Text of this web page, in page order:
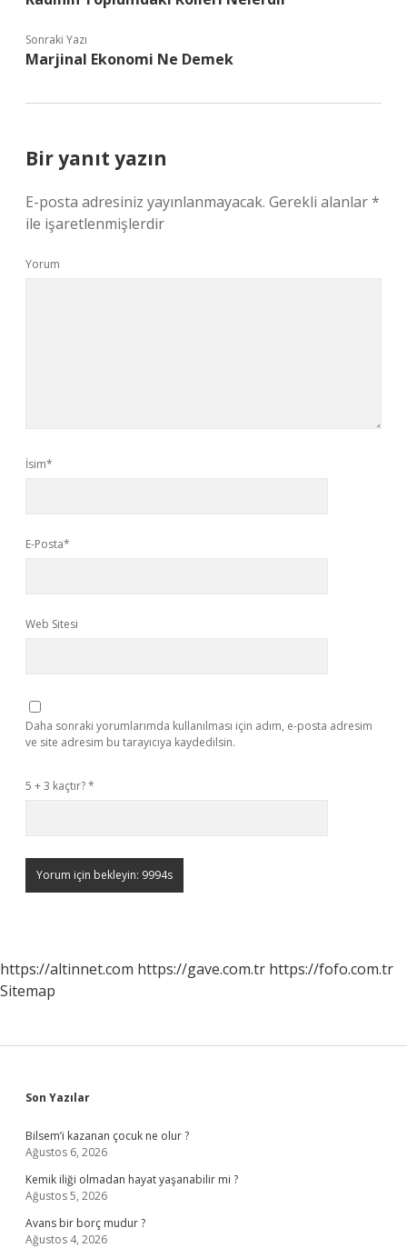
Sonraki Yazı
Marjinal Ekonomi Ne Demek
Bir yanıt yazın
E-posta adresiniz yayınlanmayacak. Gerekli alanlar*
ile işaretlenmişlerdir
Yorum
İsim*
E-Posta*
Web Sitesi
Daha sonraki yorumlarımda kullanılması için adım, e-posta adresim
ve site adresim bu tarayıcıya kaydedilsin.
5 + 3 kaçtır?*
https://altinnet.com https://gave.com.tr https://fofo.com.tr
Sitemap
Sidebar
Son Yazılar
Bilsem’i kazanan çocuk ne olur ?
Ağustos 6, 2026
Kemik iliği olmadan hayat yaşanabilir mi ?
Ağustos 5, 2026
Avans bir borç mudur ?
Ağustos 4, 2026